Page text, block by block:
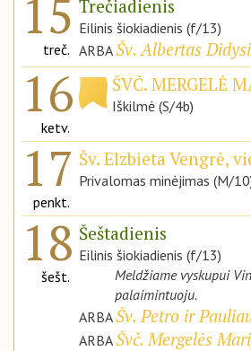
15
treč.
Trečiadienis
Eilinis šiokiadienis (f/13)
ARBAŠv. Albertas
16
ketv.
ŠVČ. MERGELĖ
Iškilmė (S/4b)
17
penkt.
Šv. Elzbieta Vengrė,
Privalomas minėjimas (M/
18
šešt.
Šeštadienis
Eilinis šiokiadienis (f/13)
Meldžiame vyskupui
palaimintuoju.
ARBAŠv. Petro ir
ARBAŠvč. Mergelės